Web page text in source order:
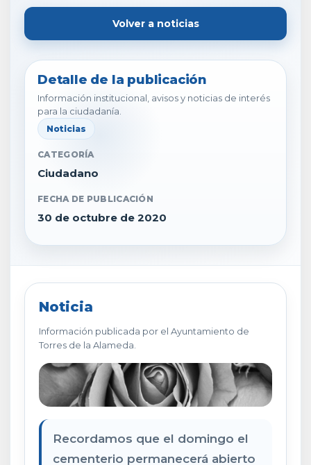
Volver a noticias
Detalle de la publicación
Información institucional, avisos y noticias de interés
para la ciudadanía.
Noticias
CATEGORÍA
Ciudadano
FECHA DE PUBLICACIÓN
30 de octubre de 2020
Noticia
Información publicada por el Ayuntamiento de
Torres de la Alameda.
Recordamos que el domingo el
cementerio permanecerá abierto